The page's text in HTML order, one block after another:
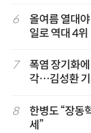
6
올여름 열대
일로 역대 4위
7
폭염 장기화
각…김성환 기
8
한병도 “장동
세”